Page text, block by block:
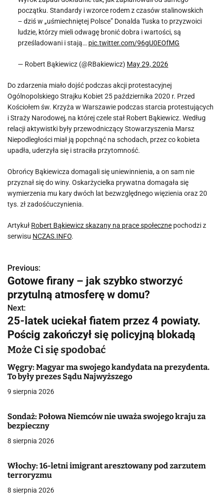
początku. Standardy i wzorce rodem z czasów stalinowskich
– dziś w „uśmiechniętej Polsce” Donalda Tuska to przyzwoici
ludzie, którzy mieli odwagę bronić dobra i wartości, są
prześladowani i stają… pic.twitter.com/96gU0EOfMG
— Robert Bąkiewicz (@RBakiewicz) May 29, 2026
Do zdarzenia miało dojść podczas akcji protestacyjnej
Ogólnopolskiego Strajku Kobiet 25 października 2020 r. Przed
Kościołem św. Krzyża w Warszawie podczas starcia protestujących
i Straży Narodowej, na której czele stał Robert Bąkiewicz. Według
relacji aktywistki były przewodniczący Stowarzyszenia Marsz
Niepodległości miał ją popchnąć na schodach, przez co kobieta
upadła, uderzyła się i straciła przytomność.
Obrońcy Bąkiewicza domagali się uniewinnienia, a on sam nie
przyznał się do winy. Oskarżycielka prywatna domagała się
wymierzenia mu kary dwóch lat bezwzględnego więzienia oraz 20
tys. zł zadośćuczynienia.
Artykuł Robert Bąkiewicz skazany na prace społeczne pochodzi z
serwisu NCZAS.INFO.
N
a
w
i
g
a
c
a
w
i
s
Previous:
Gotowe firany – jak szybko stworzyć
przytulną atmosferę w domu?
Next:
25-latek uciekał fiatem przez 4 powiaty.
Pościg zakończył się policyjną blokadą
Może Ci się spodobać
Węgry: Magyar ma swojego kandydata na prezydenta.
To były prezes Sądu Najwyższego
9 sierpnia 2026
Sondaż: Połowa Niemców nie uważa swojego kraju za
bezpieczny
8 sierpnia 2026
Włochy: 16-letni imigrant aresztowany pod zarzutem
terroryzmu
8 sierpnia 2026